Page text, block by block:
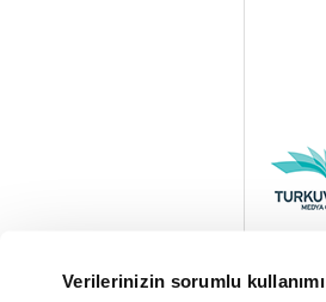
Verilerinizin sorumlu kullanımı